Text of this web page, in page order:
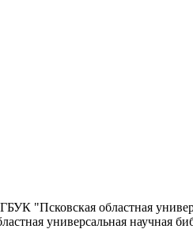
"Псковская областная
универсальная научная